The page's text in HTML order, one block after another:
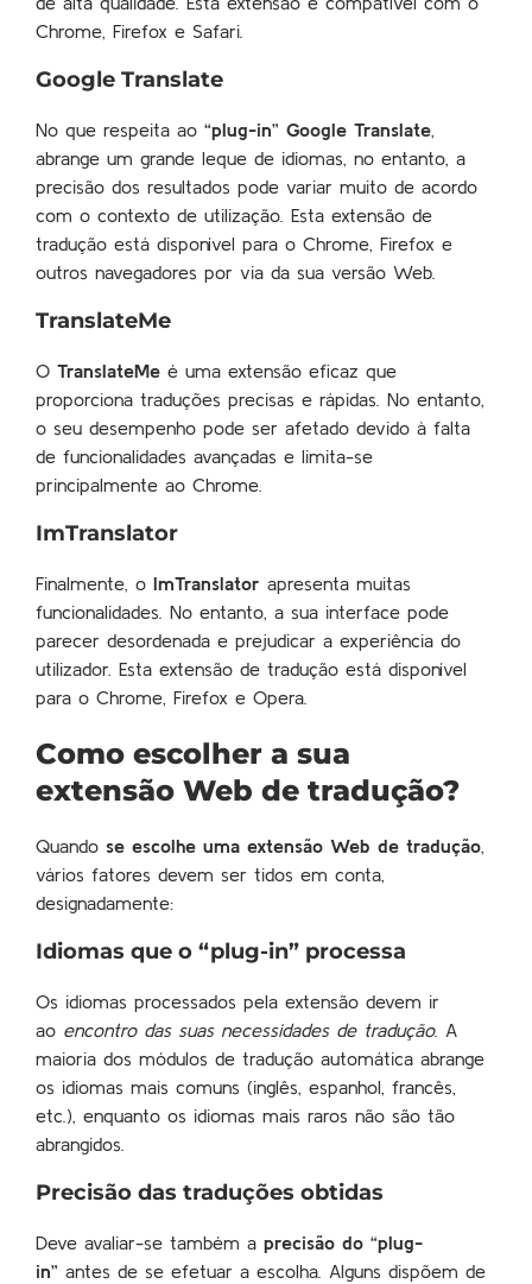
Chrome, Firefox e Safari.
Google Translate
No que respeita ao“plug-in” Google Translate
abrange um grande leque de idiomas, no entanto, a
precisão dos resultados pode variar muito de acordo
com o contexto de utilização. Esta extensão de
tradução está disponível para o Chrome, Firefox e
outros navegadores por via da sua versão Web.
TranslateMe
OTranslateMeé uma extensão eficaz que
proporciona traduções precisas e rápidas. No entanto,
o seu desempenho pode ser afetado devido à falta
de funcionalidades avançadas e limita-se
principalmente ao Chrome.
ImTranslator
Finalmente, oImTranslatorapresenta muitas
funcionalidades. No entanto, a sua interface pode
parecer desordenada e prejudicar a experiência do
utilizador. Esta extensão de tradução está disponível
para o Chrome, Firefox e Opera.
Como escolher a sua
extensão Web de tradução?
Quandose escolhe uma extensão Web de tradução
vários fatores devem ser tidos em conta,
designadamente:
Idiomas que o “plug-in” processa
Os idiomas processados pela extensão devem ir
ao encontro das suas necessidades de tradução. A
maioria dos módulos de tradução automática abrange
os idiomas mais comuns (inglês, espanhol, francês,
etc.), enquanto os idiomas mais raros não são tão
abrangidos.
Precisão das traduções obtidas
Deve avaliar-se também aprecisão do “plug-
in” antes de se efetuar a escolha. Alguns dispõem de